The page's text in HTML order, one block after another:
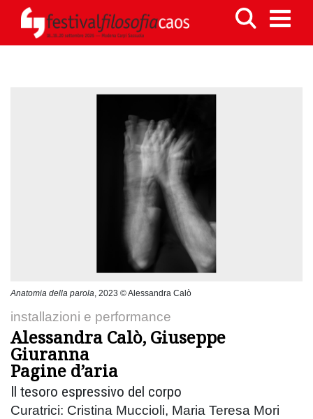
Anatomia della parola, 2023 © Alessandra Calò
installazioni e performance
Alessandra Calò, Giuseppe
Giuranna
Pagine d’aria
Il tesoro espressivo del corpo
Curatrici: Cristina Muccioli, Maria Teresa Mori